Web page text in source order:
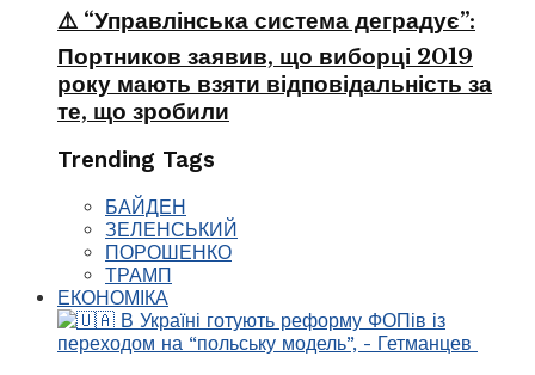
⚠️ “Управлінська система деградує”:
Портников заявив, що виборці 2019
року мають взяти відповідальність за
те, що зробили
Trending Tags
БАЙДЕН
ЗЕЛЕНСЬКИЙ
ПОРОШЕНКО
ТРАМП
ЕКОНОМІКА